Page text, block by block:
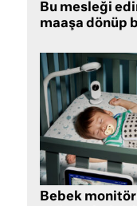
Bu mesleği
maaşa dönüp
Bebek